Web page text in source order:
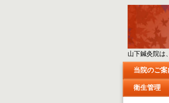
山下鍼灸院
当院のご案
衛生管理